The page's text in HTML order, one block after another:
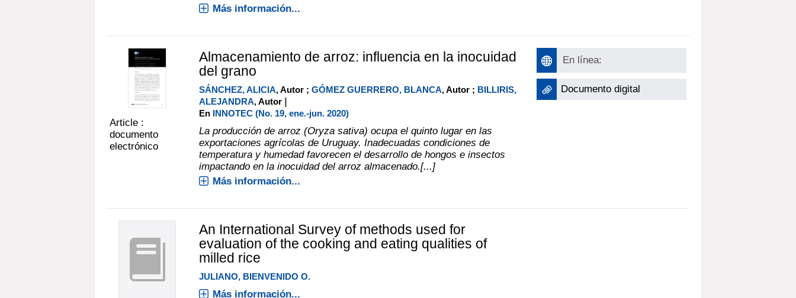
Más información...
Article :
documento
electrónico
Almacenamiento de arroz: influencia en la inocuidad
del grano
SÁNCHEZ, ALICIA, Autor ; GÓMEZ GUERRERO, BLANCA, Autor ; BILLIRIS,
ALEJANDRA, Autor |
En INNOTEC (No. 19, ene.-jun. 2020)
La producción de arroz (Oryza sativa) ocupa el quinto lugar en las
exportaciones agrícolas de Uruguay. Inadecuadas condiciones de
temperatura y humedad favorecen el desarrollo de hongos e insectos
impactando en la inocuidad del arroz almacenado.[...]
Más información...
En línea:
Documento digital
An International Survey of methods used for
evaluation of the cooking and eating qualities of
milled rice
JULIANO, BIENVENIDO O.
Más información...